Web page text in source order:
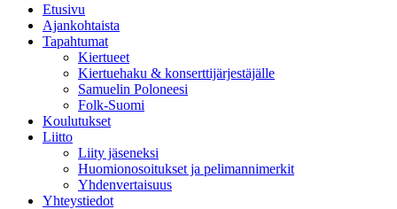
Etusivu
Ajankohtaista
Tapahtumat
Kiertueet
Kiertuehaku & konserttijärjestäjälle
Samuelin Poloneesi
Folk-Suomi
Koulutukset
Liitto
Liity jäseneksi
Huomionosoitukset ja pelimannimerkit
Yhdenvertaisuus
Yhteystiedot